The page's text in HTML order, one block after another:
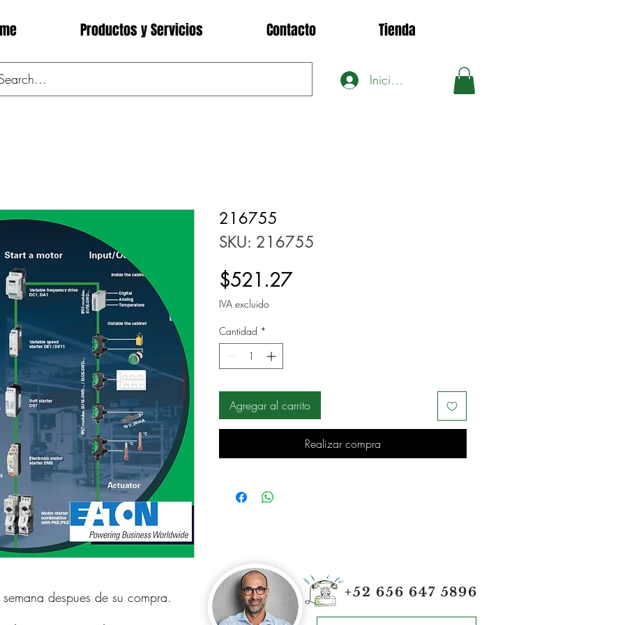
Productos y Servicios Contacto Tienda
Iniciar sesión
despues de su compra.
216755
SKU: 216755
$521.27Precio
IVA excluido
Cantidad *
Agregar al carrito
Realizar compra
+52 656 647 5896